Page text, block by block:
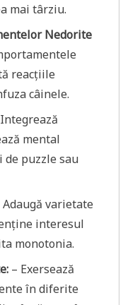
mai târziu.
Nedorite
reacțiile
câinele.
mental
de puzzle sau
Adaugă varietate
interesul
monotonia.
– Exersează
în diferite